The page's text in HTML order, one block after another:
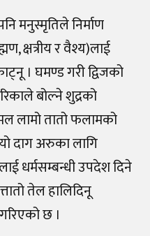
मनुस्मृतिले निर्माण
क्षत्रीय र वैश्य)लाई
। घमण्ड गरी द्विजको
बोल्ने शुद्रको
लामो तातो फलामको
दाग अरुका लागि
धर्मसम्बन्धी उपदेश दिने
तेल हालिदिनू
छ ।